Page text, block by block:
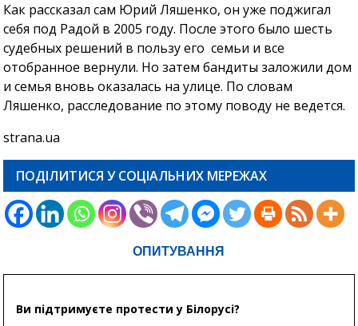
Как рассказал сам Юрий Ляшенко, он уже поджигал
себя под Радой в 2005 году. После этого было шесть
судебных решений в пользу его семьи и все
отобранное вернули. Но затем бандиты заложили дом
и семья вновь оказалась на улице. По словам
Ляшенко, расследование по этому поводу не ведется.
strana.ua
ПОДІЛИТИСЯ У СОЦІАЛЬНИХ МЕРЕЖАХ
ОПИТУВАННЯ
Ви підтримуєте протести у Білорусі?